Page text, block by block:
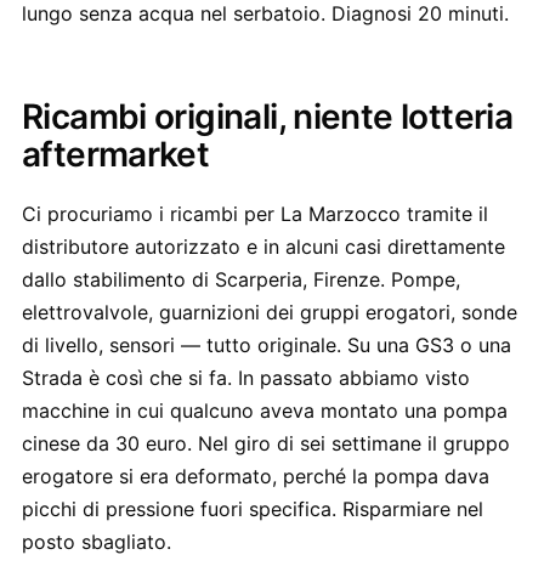
lungo senza acqua nel serbatoio. Diagnosi 20 minuti.
Ricambi originali, niente lotteria
aftermarket
Ci procuriamo i ricambi per La Marzocco tramite il
distributore autorizzato e in alcuni casi direttamente
dallo stabilimento di Scarperia, Firenze. Pompe,
elettrovalvole, guarnizioni dei gruppi erogatori, sonde
di livello, sensori — tutto originale. Su una GS3 o una
Strada è così che si fa. In passato abbiamo visto
macchine in cui qualcuno aveva montato una pompa
cinese da 30 euro. Nel giro di sei settimane il gruppo
erogatore si era deformato, perché la pompa dava
picchi di pressione fuori specifica. Risparmiare nel
posto sbagliato.